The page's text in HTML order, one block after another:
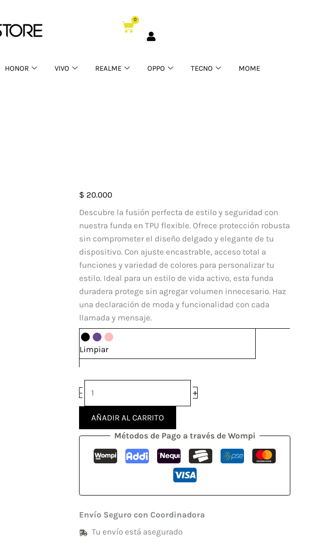
0
Cart
HONOR VIVO REALME OPPO TECNO MOME
$ 20.000
Descubre la fusión perfecta de estilo y seguridad con
nuestra funda en TPU flexible. Ofrece protección robusta
sin comprometer el diseño delgado y elegante de tu
dispositivo. Con ajuste encastrable, acceso total a
funciones y variedad de colores para personalizar tu
estilo. Ideal para un estilo de vida activo, esta funda
duradera protege sin agregar volumen innecesario. Haz
una declaración de moda y funcionalidad con cada
llamada y mensaje.
Limpiar
-
Case
360°
Iphone
6
Plus
cantidad
+
AÑADIR AL CARRITO
Métodos de Pago a través de Wompi
Envío Seguro con Coordinadora
Tu envío está asegurado